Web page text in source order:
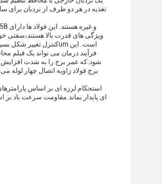
تغذیه در هر دو طرف از نردبان برای
ویژگی های قدرت بالا هستند،سفتی
فرآیند درمان می تواند یک فیلم
برج فولاد زاویه اتصال چهار لوله
استحکام لرزه ای بر اساس